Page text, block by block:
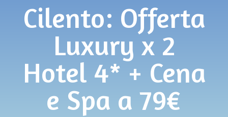
Cilento: Offerta
Luxury x 2
Hotel 4* + Cena
e Spa a 79€